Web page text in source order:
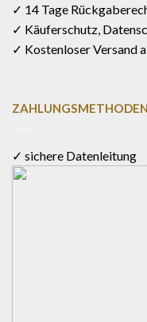
✓ 14 Tage
✓ Käuferschutz,
✓ Kostenloser Versand
ZAHLUNGSMETHODEN
✓ sichere Datenleitung